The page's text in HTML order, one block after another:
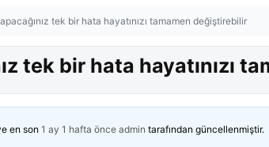
tek bir hata hayatınızı tamamen değiştirebilir
tek bir hata hayatınızı
en son 1 ay 1 hafta önce admin tarafından güncellenmiştir.